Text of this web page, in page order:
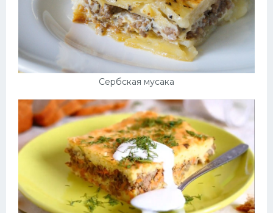
Сербская мусака
Супы
Мясные блюда
Печенье
Выпечка
Десерт
Напитки
Дизайн комнаты